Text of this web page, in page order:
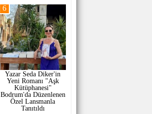
Yazar Seda Diker'in
Yeni Romanı "Aşk
Kütüphanesi"
Bodrum'da Düzenlenen
Özel Lansmanla
Tanıtıldı
6